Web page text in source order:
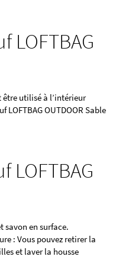
LOFTBAG
être utilisé à l’intérieur
LOFTBAG OUTDOOR Sable
LOFTBAG
savon en surface.
: Vous pouvez retirer la
et laver la housse